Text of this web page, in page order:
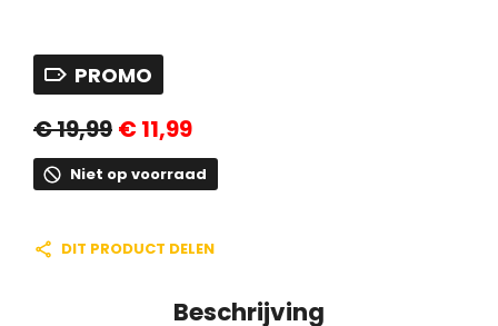
PROMO
€19,99 prijs
was:
€ 19,99.
€11,99prijs
is:
€ 11,99.
Niet op voorraad
DIT PRODUCT DELEN
Beschrijving